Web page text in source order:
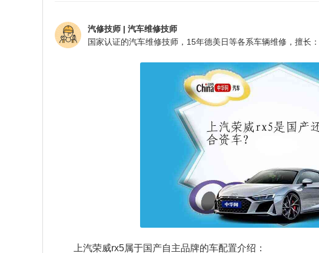
汽修技师 | 汽车维修技师
上汽荣威rx5属于国产自主品牌的车配置介绍：